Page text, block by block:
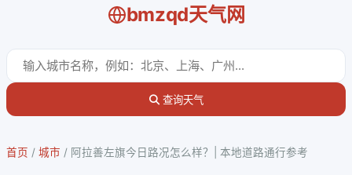
bmzqd天气网
查询天气
首页 / 城市 / 阿拉善左旗今日路况怎么样？| 本地道路通行参考